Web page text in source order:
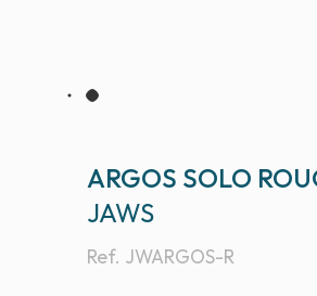
ARGOS SOLO
Ref. JWARGOS-R
JAWS